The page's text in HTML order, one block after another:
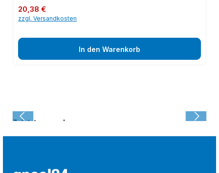
Regulärer Preis:
20,38 €
zzgl. Versandkosten
In den Warenkorb
Zuletzt angesehen: